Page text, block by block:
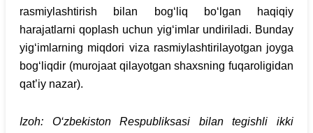
rasmiylashtirish bilan bog‘liq bo‘lgan haqiqiy
harajatlarni qoplash uchun yig‘imlar undiriladi. Bunday
yig‘imlarning miqdori viza rasmiylashtirilayotgan joyga
bog‘liqdir (murojaat qilayotgan shaxsning fuqaroligidan
qat’iy nazar).
Izoh: O‘zbekiston Respubliksasi bilan tegishli ikki